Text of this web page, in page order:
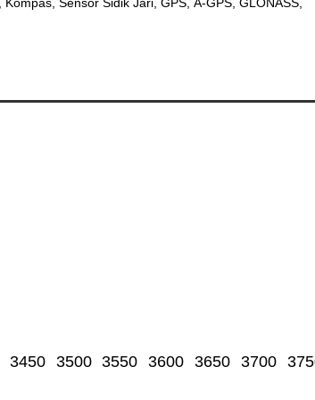
3450 3500 3550 3600 3650 3700